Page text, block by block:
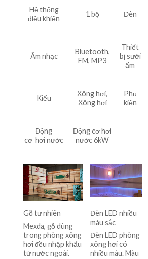
Hệ thống
điều khiển
1 bộ Đèn
Âm nhạc
Bluetooth,
FM, MP3
Thiết
bị sưởi
ấm
Kiểu
Xông hơi,
Xông hơi
Phụ
kiện
Động
cơ hơi nước
Động cơ hơi
nước 6kW
Gỗ tự nhiên
Mexda, gỗ dùng
trong phòng xông
hơi đều nhập khẩu
từ nước ngoài.
Đèn LED nhiều
màu sắc
Đèn LED phòng
xông hơi có
nhiều màu. Màu